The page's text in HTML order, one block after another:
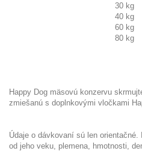
30 kg
40 kg
60 kg
80 kg
Happy Dog mäsovú konzervu
zmiešanú s doplnkovými vločkami
Údaje o dávkovaní sú len
od jeho veku, plemena, hmotnosti,